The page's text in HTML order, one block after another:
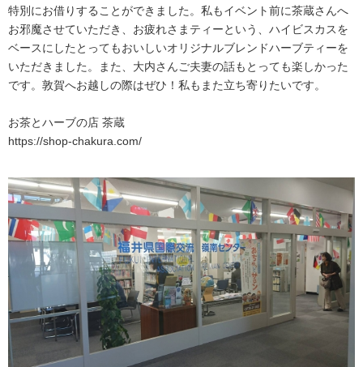
特別にお借りすることができました。私もイベント前に茶蔵さんへ
お邪魔させていただき、お疲れさまティーという、ハイビスカスを
ベースにしたとってもおいしいオリジナルブレンドハーブティーを
いただきました。また、大内さんご夫妻の話もとっても楽しかった
です。敦賀へお越しの際はぜひ！私もまた立ち寄りたいです。
お茶とハーブの店 茶蔵
https://shop-chakura.com/